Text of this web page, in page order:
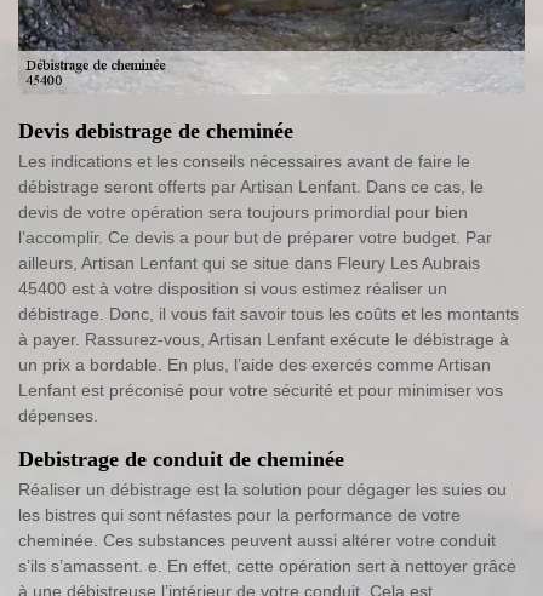
Devis debistrage de cheminée
Les indications et les conseils nécessaires avant de faire le
débistrage seront offerts par Artisan Lenfant. Dans ce cas, le
devis de votre opération sera toujours primordial pour bien
l’accomplir. Ce devis a pour but de préparer votre budget. Par
ailleurs, Artisan Lenfant qui se situe dans Fleury Les Aubrais
45400 est à votre disposition si vous estimez réaliser un
débistrage. Donc, il vous fait savoir tous les coûts et les montants
à payer. Rassurez-vous, Artisan Lenfant exécute le débistrage à
un prix a bordable. En plus, l’aide des exercés comme Artisan
Lenfant est préconisé pour votre sécurité et pour minimiser vos
dépenses.
Debistrage de conduit de cheminée
Réaliser un débistrage est la solution pour dégager les suies ou
les bistres qui sont néfastes pour la performance de votre
cheminée. Ces substances peuvent aussi altérer votre conduit
s’ils s’amassent. e. En effet, cette opération sert à nettoyer grâce
à une débistreuse l’intérieur de votre conduit. Cela est